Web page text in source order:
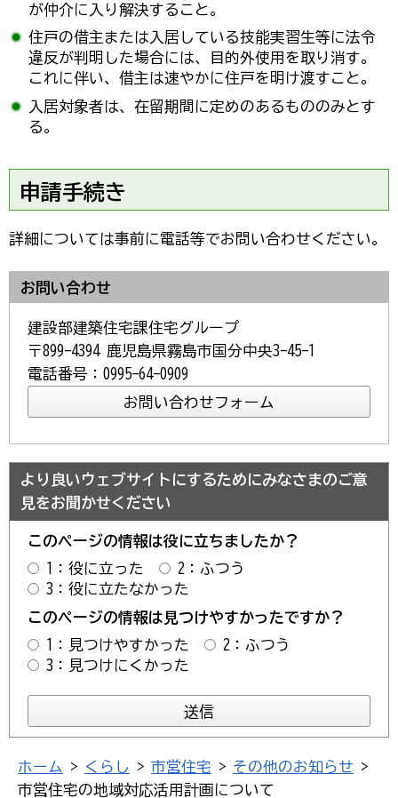
が仲介に入り解決すること。
住戸の借主または入居している技能実習生等に法令
違反が判明した場合には、目的外使用を取り消す。
これに伴い、借主は速やかに住戸を明け渡すこと。
入居対象者は、在留期間に定めのあるもののみとす
る。
申請手続き
詳細については事前に電話等でお問い合わせください。
お問い合わせ
建設部建築住宅課住宅グループ
〒899-4394 鹿児島県霧島市国分中央3-45-1
電話番号：0995-64-0909
より良いウェブサイトにするためにみなさまのご意
見をお聞かせください
このページの情報は役に立ちましたか？
1：役に立った
2：ふつう
3：役に立たなかった
このページの情報は見つけやすかったですか？
1：見つけやすかった
2：ふつう
3：見つけにくかった
ホーム > くらし > 市営住宅 > その他のお知らせ >
市営住宅の地域対応活用計画について